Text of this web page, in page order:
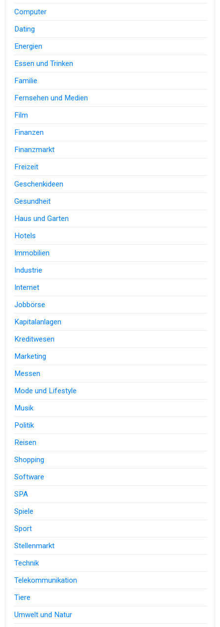
Computer
Dating
Energien
Essen und Trinken
Familie
Fernsehen und Medien
Film
Finanzen
Finanzmarkt
Freizeit
Geschenkideen
Gesundheit
Haus und Garten
Hotels
Immobilien
Industrie
Internet
Jobbörse
Kapitalanlagen
Kreditwesen
Marketing
Messen
Mode und Lifestyle
Musik
Politik
Reisen
Shopping
Software
SPA
Spiele
Sport
Stellenmarkt
Technik
Telekommunikation
Tiere
Umwelt und Natur